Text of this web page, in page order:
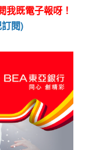
我既電子報呀！
閱)